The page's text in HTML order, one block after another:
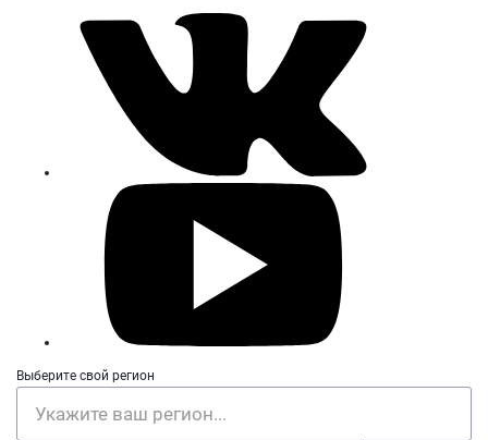
Выберите свой регион